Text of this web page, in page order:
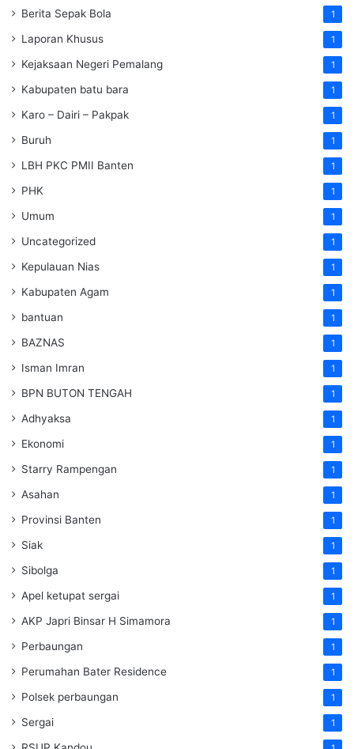
Berita Sepak Bola 1
Laporan Khusus 1
Kejaksaan Negeri Pemalang 1
Kabupaten batu bara 1
Karo – Dairi – Pakpak 1
Buruh 1
LBH PKC PMII Banten 1
PHK 1
Umum 1
Uncategorized 1
Kepulauan Nias 1
Kabupaten Agam 1
bantuan 1
BAZNAS 1
Isman Imran 1
BPN BUTON TENGAH 1
Adhyaksa 1
Ekonomi 1
Starry Rampengan 1
Asahan 1
Provinsi Banten 1
Siak 1
Sibolga 1
Apel ketupat sergai 1
AKP Japri Binsar H Simamora 1
Perbaungan 1
Perumahan Bater Residence 1
Polsek perbaungan 1
Sergai 1